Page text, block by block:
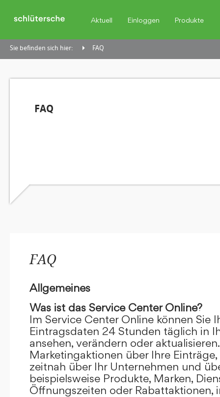
Aktuell Einloggen Produkte
Sie befinden sich hier: FAQ
FAQ
FAQ
Allgemeines
Was ist das Service Center Online?
Im Service Center Online können Sie
Eintragsdaten 24 Stunden täglich in
ansehen, verändern oder
Marketingaktionen über Ihre
zeitnah über Ihr Unternehmen und
beispielsweise Produkte, Marken,
Öffnungszeiten oder Rabattaktionen,